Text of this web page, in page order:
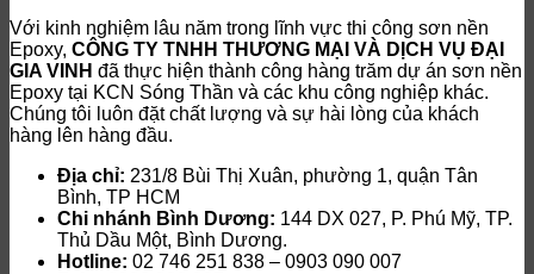
Với kinh nghiệm lâu năm trong lĩnh vực thi công sơn nền
Epoxy, CÔNG TY TNHH THƯƠNG MẠI VÀ DỊCH VỤ ĐẠI
GIA VINH đã thực hiện thành công hàng trăm dự án sơn nền
Epoxy tại KCN Sóng Thần và các khu công nghiệp khác.
Chúng tôi luôn đặt chất lượng và sự hài lòng của khách
hàng lên hàng đầu.
Địa chỉ: 231/8 Bùi Thị Xuân, phường 1, quận Tân
Bình, TP HCM
Chi nhánh Bình Dương: 144 DX 027, P. Phú Mỹ, TP.
Thủ Dầu Một, Bình Dương.
Hotline: 02 746 251 838 – 0903 090 007